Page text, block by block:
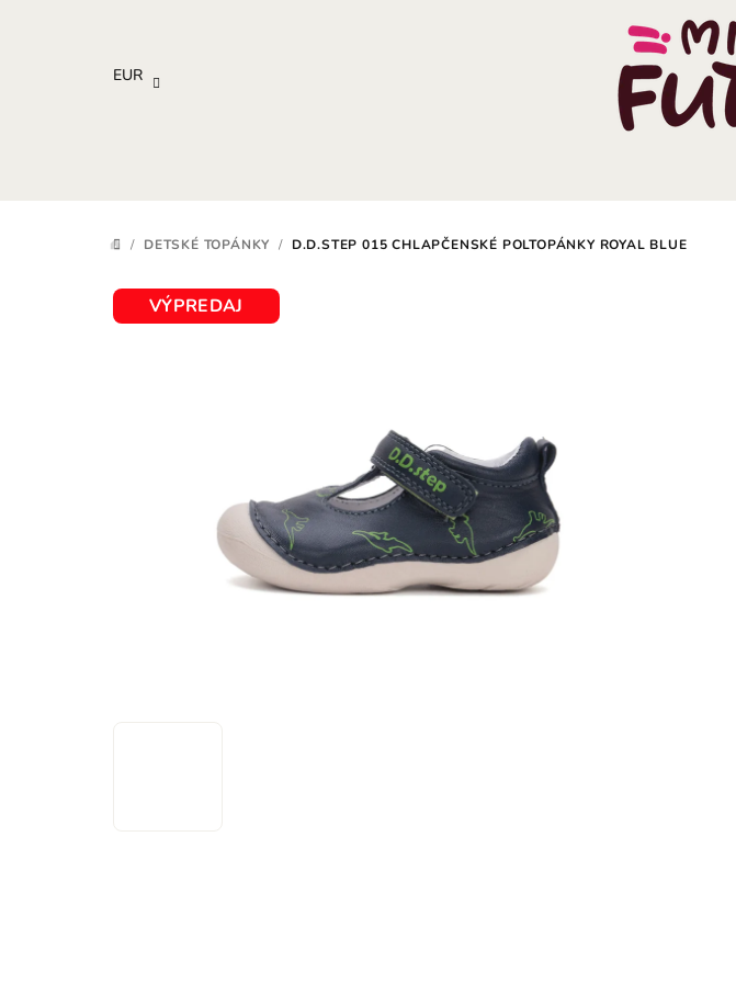
EUR
DOMOV
/ DETSKÉ TOPÁNKY / D.D.STEP 015 CHLAPČENSKÉ POLTOPÁNKY ROYAL BLUE
VÝPREDAJ